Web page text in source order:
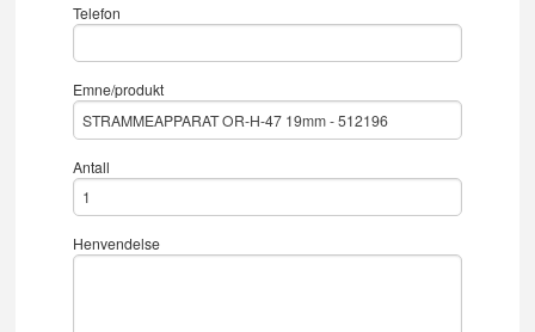
Telefon
Emne/produkt
Antall
Henvendelse